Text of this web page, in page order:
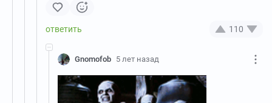
110
Gnomofob 5 лет назад